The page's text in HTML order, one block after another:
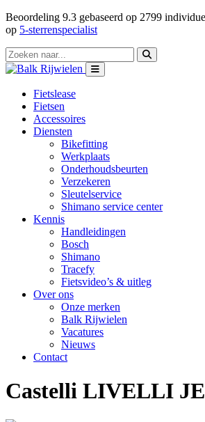
Beoordeling 9.3 gebaseerd op 2799
op 5-sterrenspecialist
Fietslease
Fietsen
Accessoires
Diensten
Bikefitting
Werkplaats
Onderhoudsbeurten
Verzekeren
Sleutelservice
Shimano service center
Kennis
Handleidingen
Bosch
Shimano
Tracefy
Fietsvideo’s & uitleg
Over ons
Onze merken
Balk Rijwielen
Vacatures
Nieuws
Contact
Castelli LIVELLI